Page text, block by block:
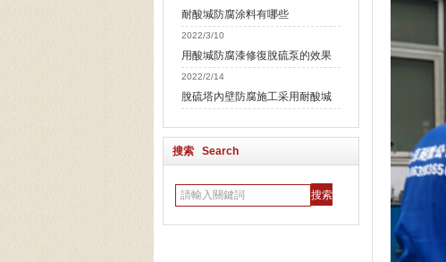
耐酸堿防腐涂料有哪些
2022/3/10
用酸堿防腐漆修復脫硫泵的效果
2022/2/14
脫硫塔內壁防腐施工采用耐酸堿
搜索 Search